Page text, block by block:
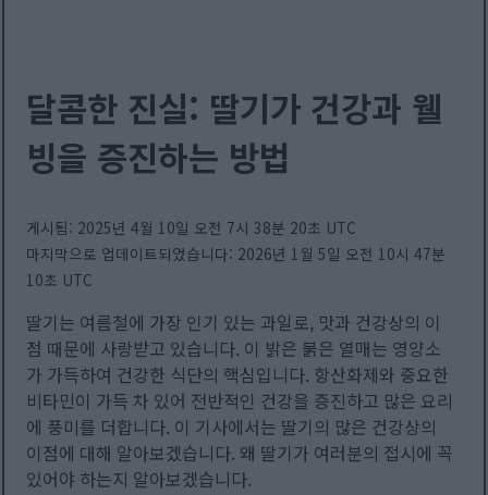
달콤한 진실: 딸기가 건강과 웰
빙을 증진하는 방법
게시됨: 2025년 4월 10일 오전 7시 38분 20초 UTC
마지막으로 업데이트되었습니다: 2026년 1월 5일 오전 10시 47분
10초 UTC
딸기는 여름철에 가장 인기 있는 과일로, 맛과 건강상의 이
점 때문에 사랑받고 있습니다. 이 밝은 붉은 열매는 영양소
가 가득하여 건강한 식단의 핵심입니다. 항산화제와 중요한
비타민이 가득 차 있어 전반적인 건강을 증진하고 많은 요리
에 풍미를 더합니다. 이 기사에서는 딸기의 많은 건강상의
이점에 대해 알아보겠습니다. 왜 딸기가 여러분의 접시에 꼭
있어야 하는지 알아보겠습니다.